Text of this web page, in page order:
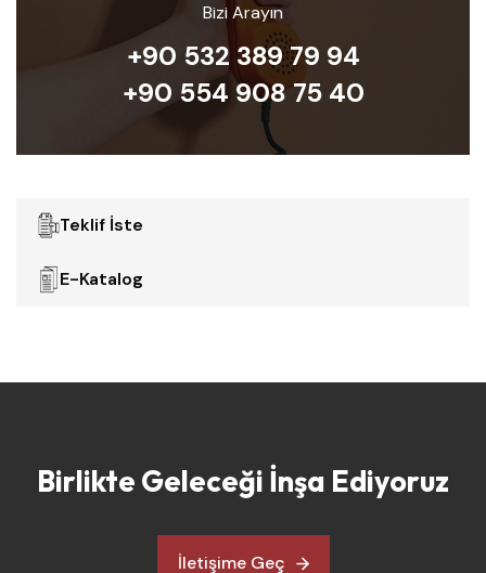
Bizi Arayın
+90 532 389 79 94
+90 554 908 75 40
Teklif İste
E-Katalog
Birlikte Geleceği İnşa Ediyoruz
İletişime Geç